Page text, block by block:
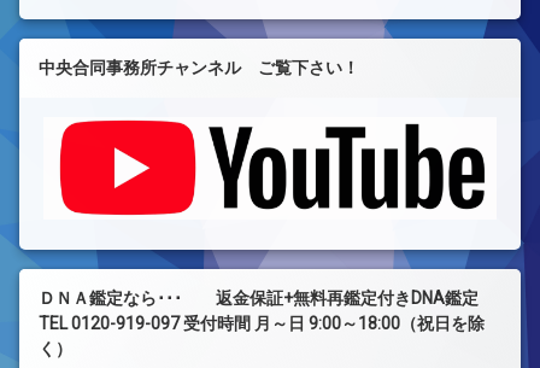
中央合同事務所チャンネル ご覧下さい！
ＤＮＡ鑑定なら･･･ 返金保証+無料再鑑定付きDNA鑑定
TEL 0120-919-097 受付時間 月～日 9:00～18:00（祝日を除
く）